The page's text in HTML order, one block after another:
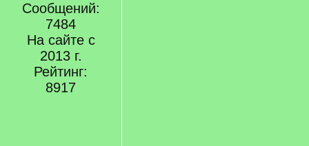
Сообщений:
7484
На сайте с
2013 г.
Рейтинг:
8917